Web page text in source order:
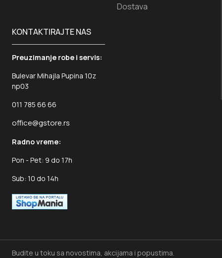
Dostava
KONTAKTIRAJTE NAS
Preuzimanje robe i servis:
Bulevar Mihajla Pupina 10z
np03
011 785 66 66
office@gstore.rs
Radno vreme:
Pon - Pet: 9 do 17h
Sub: 10 do 14h
Budite u toku sa novostima, akcijama i popustima.